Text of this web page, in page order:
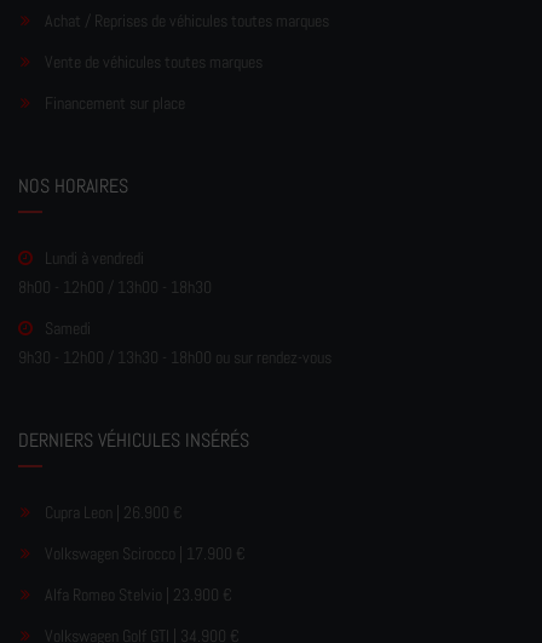
Achat / Reprises de véhicules toutes marques
Vente de véhicules toutes marques
Financement sur place
NOS HORAIRES
Lundi à vendredi
8h00 - 12h00 / 13h00 - 18h30
Samedi
9h30 - 12h00 / 13h30 - 18h00 ou sur rendez-vous
DERNIERS VÉHICULES INSÉRÉS
Cupra Leon | 26.900 €
Volkswagen Scirocco | 17.900 €
Alfa Romeo Stelvio | 23.900 €
Volkswagen Golf GTI | 34.900 €